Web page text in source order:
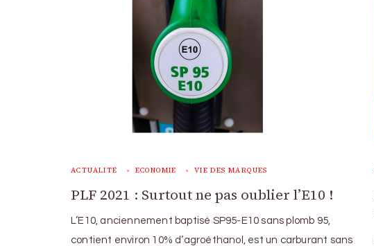
ACTUALITÉ ECONOMIE VIE DES MARQUES
PLF 2021 : Surtout ne pas oublier l’E10 !
L’E10, anciennement baptisé SP95-E10 sans plomb 95,
contient environ 10% d’agroéthanol, est un carburant sans